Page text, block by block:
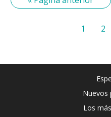
1 2
Nuevos
Los